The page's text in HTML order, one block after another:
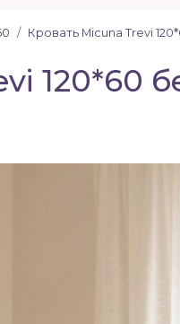
Кровать Micuna Trevi
120*60